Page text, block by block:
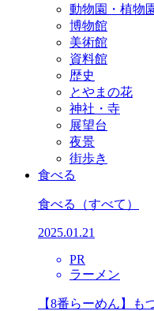
動物園・植物
博物館
美術館
資料館
歴史
とやまの花
神社・寺
展望台
夜景
街歩き
食べる
食べる （すべて）
2025.01.21
PR
ラーメン
【8番らーめん】